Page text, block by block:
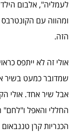
לעמליה", אלבום
ומהווה עם
הזה.
אולי זה לא ייתפס
שמדובר כמעט בשיר
אבל שיר אחד. אולי
החללי והאפל
הכנריות קרן טננבאום